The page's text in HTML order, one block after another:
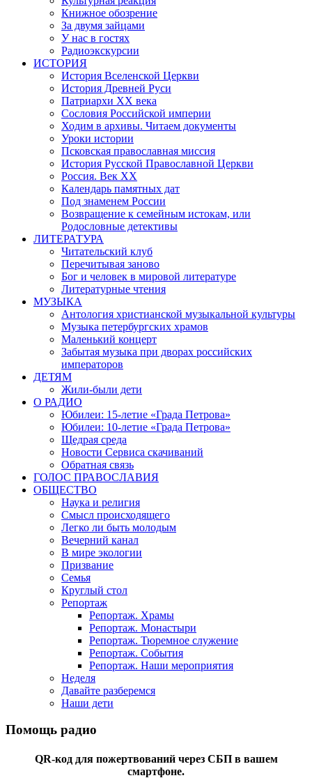
Книжное обозрение
За двумя зайцами
У нас в гостях
Радиоэкскурсии
ИСТОРИЯ
История Вселенской Церкви
История Древней Руси
Патриархи XX века
Сословия Российской империи
Ходим в архивы. Читаем документы
Уроки истории
Псковская православная миссия
История Русской Православной Церкви
Россия. Век ХХ
Календарь памятных дат
Под знаменем России
Возвращение к семейным истокам, или
Родословные детективы
ЛИТЕРАТУРА
Читательский клуб
Перечитывая заново
Бог и человек в мировой литературе
Литературные чтения
МУЗЫКА
Антология христианской музыкальной культуры
Музыка петербургских храмов
Маленький концерт
Забытая музыка при дворах российских
императоров
ДЕТЯМ
Жили-были дети
О РАДИО
Юбилеи: 15-летие «Града Петрова»
Юбилеи: 10-летие «Града Петрова»
Щедрая среда
Новости Сервиса скачиваний
Обратная связь
ГОЛОС ПРАВОСЛАВИЯ
ОБЩЕСТВО
Наука и религия
Смысл происходящего
Легко ли быть молодым
Вечерний канал
В мире экологии
Призвание
Семья
Круглый стол
Репортаж
Репортаж. Храмы
Репортаж. Монастыри
Репортаж. Тюремное служение
Репортаж. События
Репортаж. Наши мероприятия
Неделя
Давайте разберемся
Наши дети
Помощь радио
QR-код для пожертвований через СБП в вашем
смартфоне.